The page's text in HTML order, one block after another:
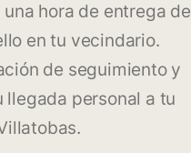
hora de entrega de
en tu vecindario.
de seguimiento y
personal a tu